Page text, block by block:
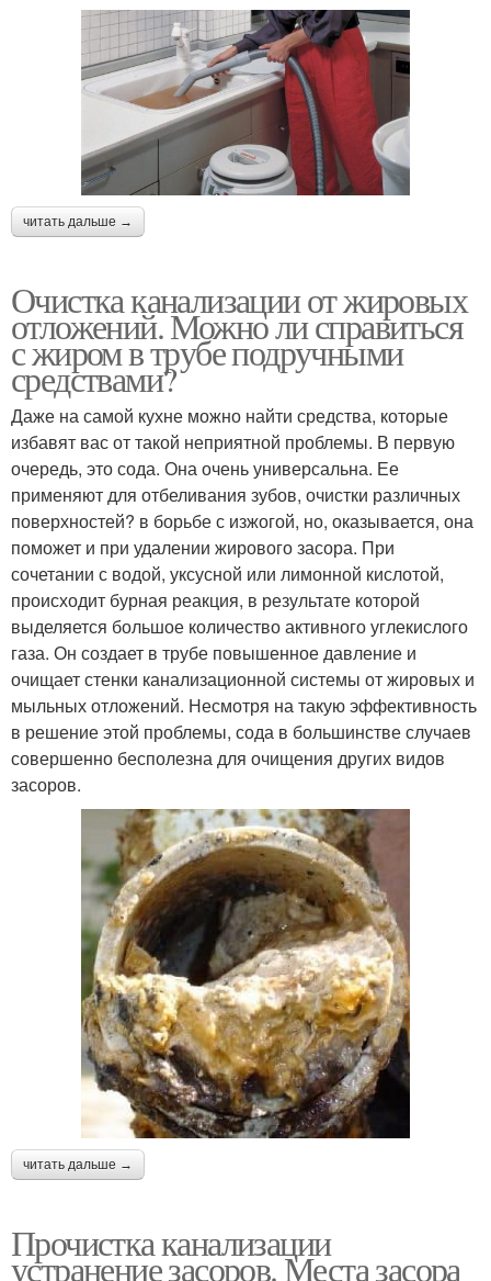
читать дальше →
Очистка канализации от жировых
отложений. Можно ли справиться
с жиром в трубе подручными
средствами?
Даже на самой кухне можно найти средства, которые
избавят вас от такой неприятной проблемы. В первую
очередь, это сода. Она очень универсальна. Ее
применяют для отбеливания зубов, очистки различных
поверхностей? в борьбе с изжогой, но, оказывается, она
поможет и при удалении жирового засора. При
сочетании с водой, уксусной или лимонной кислотой,
происходит бурная реакция, в результате которой
выделяется большое количество активного углекислого
газа. Он создает в трубе повышенное давление и
очищает стенки канализационной системы от жировых и
мыльных отложений. Несмотря на такую эффективность
в решение этой проблемы, сода в большинстве случаев
совершенно бесполезна для очищения других видов
засоров.
читать дальше →
Прочистка канализации
устранение засоров. Места засора